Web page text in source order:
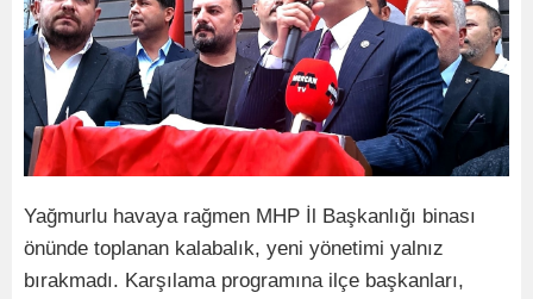
Yağmurlu havaya rağmen MHP İl Başkanlığı binası
önünde toplanan kalabalık, yeni yönetimi yalnız
bırakmadı. Karşılama programına ilçe başkanları,